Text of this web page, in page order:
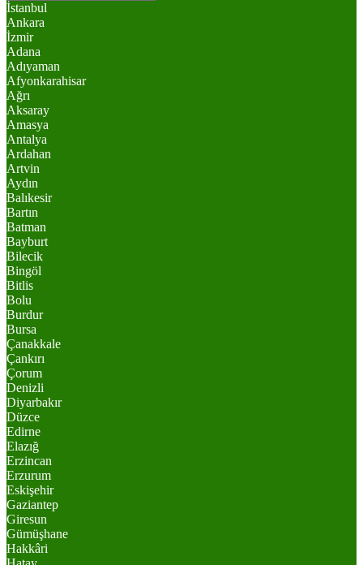
İstanbul
Ankara
İzmir
Adana
Adıyaman
Afyonkarahisar
Ağrı
Aksaray
Amasya
Antalya
Ardahan
Artvin
Aydın
Balıkesir
Bartın
Batman
Bayburt
Bilecik
Bingöl
Bitlis
Bolu
Burdur
Bursa
Çanakkale
Çankırı
Çorum
Denizli
Diyarbakır
Düzce
Edirne
Elazığ
Erzincan
Erzurum
Eskişehir
Gaziantep
Giresun
Gümüşhane
Hakkâri